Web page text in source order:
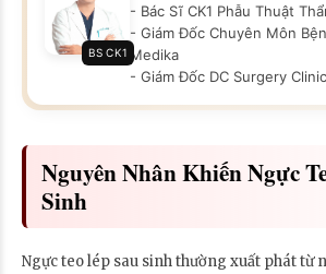
BS CK1
- Bác Sĩ CK1 Phẫu Thuật
- Giám Đốc Chuyên Môn
Medika
- Giám Đốc DC Surgery Clinic
Nguyên Nhân Khiến Ngực
Sinh
Ngực teo lép sau sinh thường xuất phát từ